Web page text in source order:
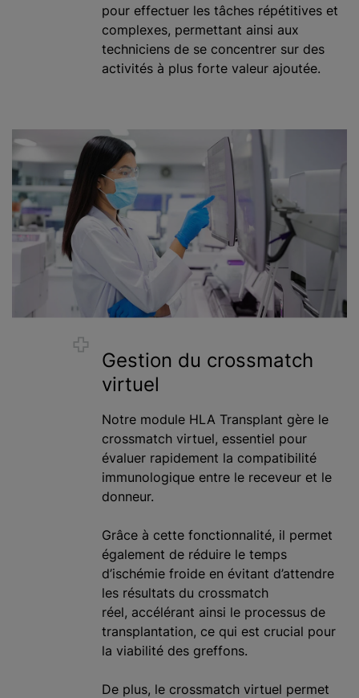
pour effectuer les tâches répétitives et
complexes, permettant ainsi aux
techniciens de se concentrer sur des
activités à plus forte valeur ajoutée.
Gestion du crossmatch
virtuel
Notre module HLA Transplant gère le
crossmatch virtuel, essentiel pour
évaluer rapidement la compatibilité
immunologique entre le receveur et le
donneur.
Grâce à cette fonctionnalité, il permet
également de réduire le temps
d’ischémie froide en évitant d’attendre
les résultats du crossmatch
réel, accélérant ainsi le processus de
transplantation, ce qui est crucial pour
la viabilité des greffons.
De plus, le crossmatch virtuel permet